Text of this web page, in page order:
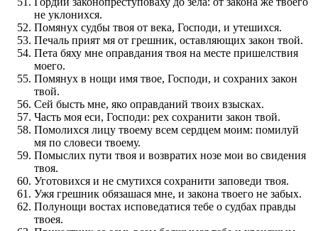
не уклонихся.
Помянух судбы твоя от века, Господи, и утешихся.
Печаль прият мя от грешник, оставляющих закон твой.
Пета бяху мне оправдания твоя на месте пришелствия
моего.
Помянух в нощи имя твое, Господи, и сохраних закон
твой.
Сей бысть мне, яко оправданий твоих взысках.
Часть моя еси, Господи: рех сохранити закон твой.
Помолихся лицу твоему всем сердцем моим: помилуй
мя по словеси твоему.
Помыслих пути твоя и возвратих нозе мои во свидения
твоя.
Уготовихся и не смутихся сохранити заповеди твоя.
Ужя грешник обязашася мне, и закона твоего не забых.
Полунощи востах исповедатися тебе о судбах правды
твоея.